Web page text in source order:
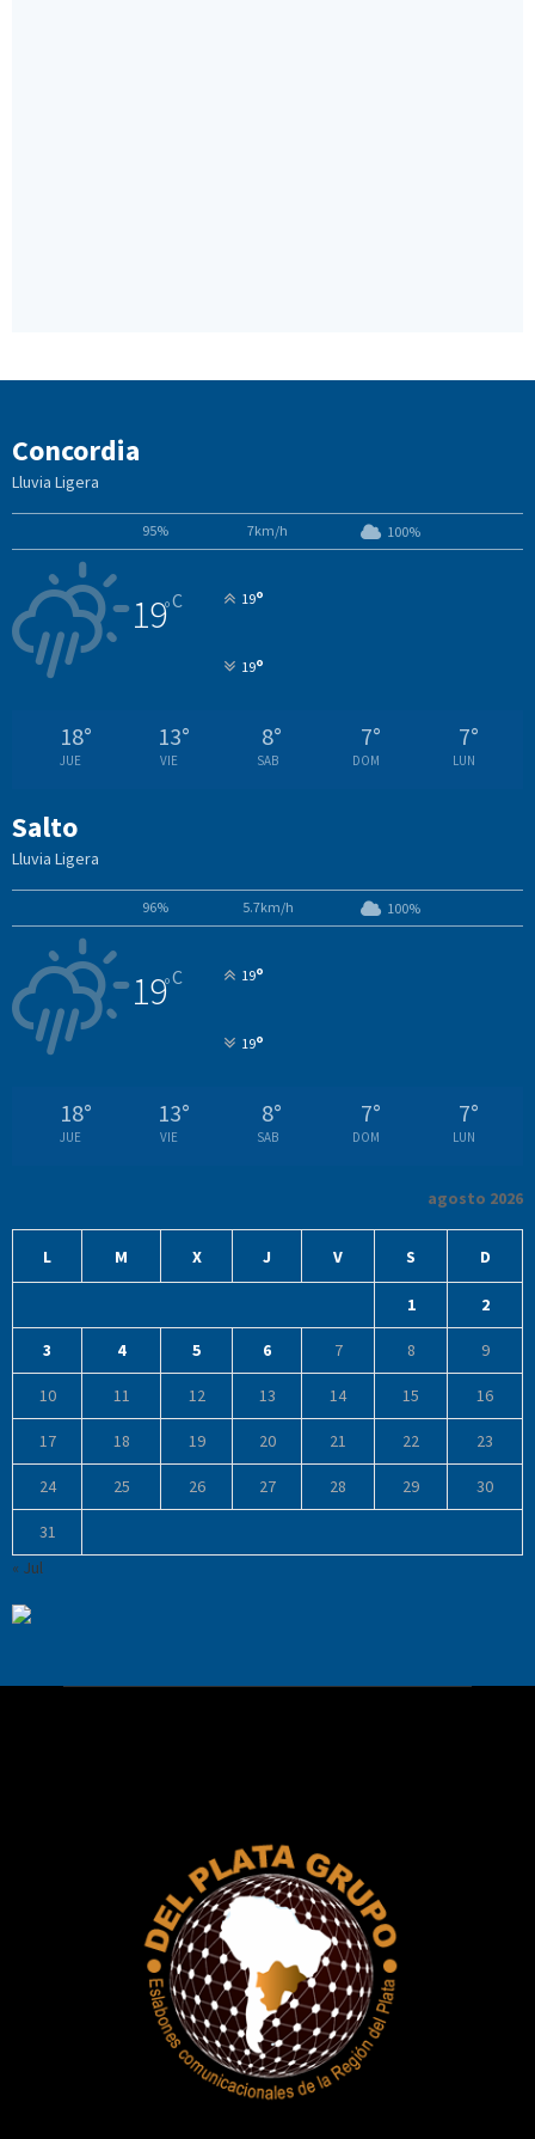
Concordia
Lluvia Ligera
95% 7km/h 100%
19°C 19°
19°
18°
JUE
13°
VIE
8°
SAB
7°
DOM
7°
LUN
Salto
Lluvia Ligera
96% 5.7km/h 100%
19°C 19°
19°
18°
JUE
13°
VIE
8°
SAB
7°
DOM
7°
LUN
agosto 2026
L M X J V S D
1 2
3 4 5 6 7 8 9
10 11 12 13 14 15 16
17 18 19 20 21 22 23
24 25 26 27 28 29 30
31
« Jul